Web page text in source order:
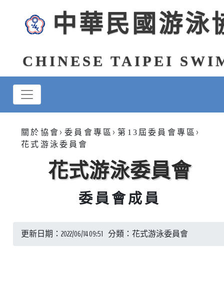
中華民國游泳
CHINESE TAIPEI
關於協會 >委員會專區 > 第13屆委員會專區 >
花式游泳委員會
花式游泳委員會
委員會成員
更新日期：2022/06/14 09:51 分類：花式游泳委員會